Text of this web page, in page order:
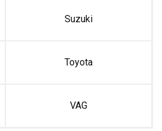
Suzuki
Toyota
VAG